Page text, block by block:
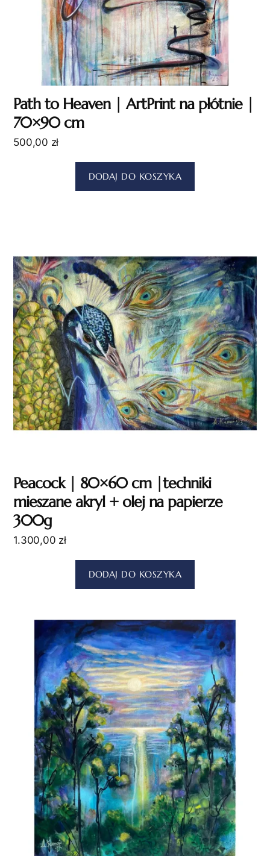
Path to Heaven | ArtPrint na płótnie |
70×90 cm
500,00 zł
DODAJ DO KOSZYKA
Peacock | 80×60 cm |techniki
mieszane akryl + olej na papierze
300g
1.300,00 zł
DODAJ DO KOSZYKA